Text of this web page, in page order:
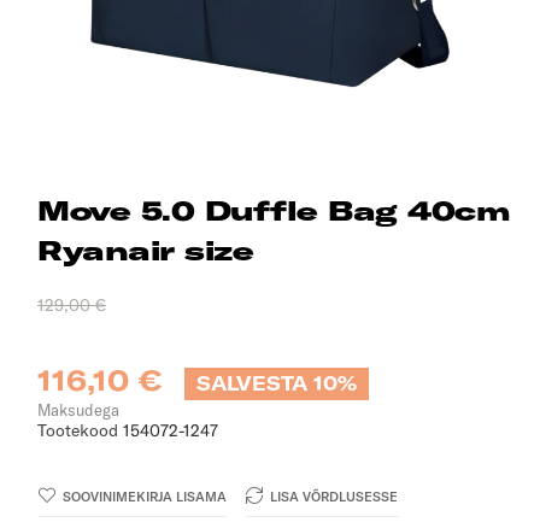
Move 5.0 Duffle Bag 40cm
Ryanair size
129,00 €
116,10 € SALVESTA 10%
Maksudega
Tootekood 154072-1247
SOOVINIMEKIRJA LISAMA LISA VÕRDLUSESSE